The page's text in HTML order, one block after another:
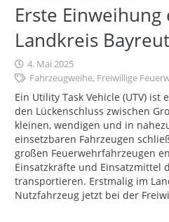
Erste Einweihung
Landkreis
4. Mai 2025
Fahrzeugweihe, Freiwillige
Ein Utility Task Vehicle (UTV) ist
den Lückenschluss zwischen
kleinen, wendigen und in
einsetzbaren Fahrzeugen
großen Feuerwehrfahrzeugen
Einsatzkräfte und Einsatzmittel
transportieren. Erstmalig im
Nutzfahrzeug jetzt bei der